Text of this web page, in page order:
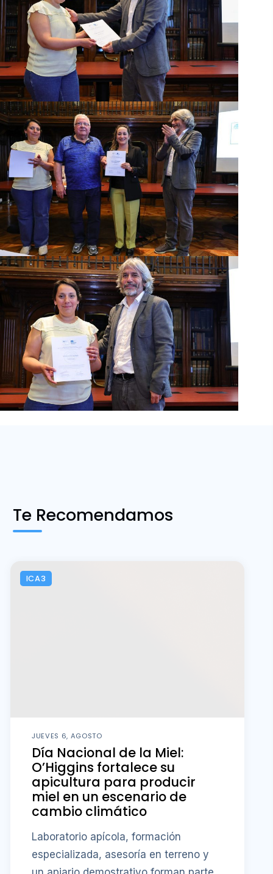
Te Recomendamos
ICA3
JUEVES 6, AGOSTO
Día Nacional de la Miel:
O’Higgins fortalece su
apicultura para producir
miel en un escenario de
cambio climático
Laboratorio apícola, formación
especializada, asesoría en terreno y